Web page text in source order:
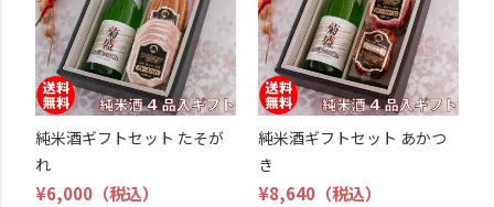
純米酒ギフトセット たそが
れ
¥6,000 （税込）
純米酒ギフトセット あかつ
き
¥8,640 （税込）